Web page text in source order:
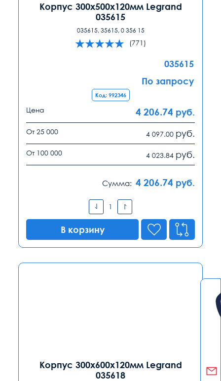
Корпус 300х500х120мм Legrand
035615
035615, 35615, 0 356 15
(771)
035615
По запросу
Код: 992346
Цена 4 206.74 руб.
От 25 000 4 097.00 руб.
От 100 000 4 023.84 руб.
Сумма: 4 206.74 руб.
В корзину
Корпус 300х600х120мм Legrand
035618